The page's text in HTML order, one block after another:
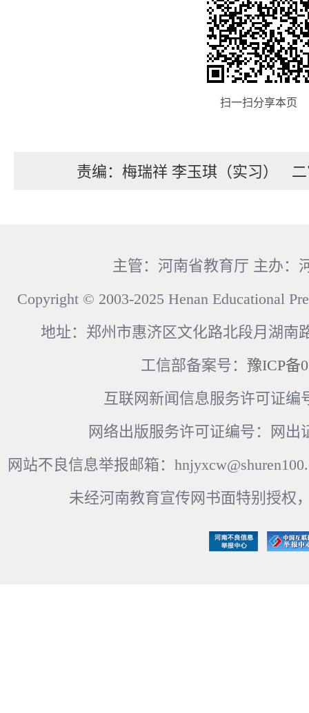
扫一扫分享本页
责编：梅瑞祥 李玉琪（实习）
主管：河南省教育厅 主办：
Copyright © 2003-2025 Henan Educational
地址：郑州市惠济区文化路北段月湖南
工信部备案号： 豫ICP备
互联网新闻信息服务许可证编
网络出版服务许可证编号：网出
网站不良信息举报邮箱：
未经河南教育宣传网书面特别授权